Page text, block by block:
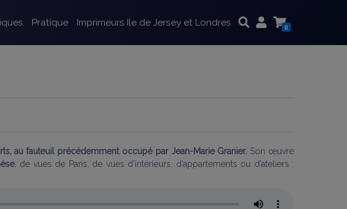
Pratique Imprimeurs Ile de Jersey et Londres 0
au fauteuil précédemment occupé par Jean-Marie Granier. Son œuvre
, de vues de Paris, de vues d’intérieurs, d’appartements ou d’ateliers :